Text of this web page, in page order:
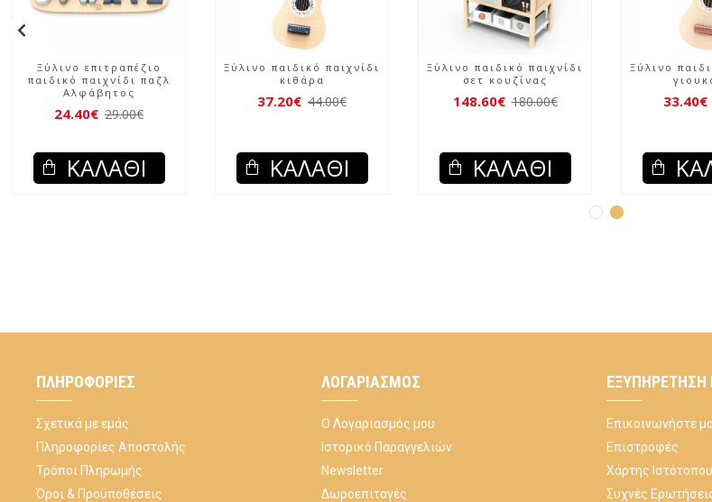
Ξύλινο επιτραπέζιο
παιδικό παιχνίδι μπανάνα
ισορροπίας με διάφορα
ΚΑΛΆΘΙ
Ξύλινο παιδικό παιχνίδι
με τουβλάκια και καπάκι
ΚΑΛΆΘΙ
Ξύλινο επιτραπέζιο
παιδικό παιχνίδι παζλ
ΚΑΛΆΘΙ
Ξύλινο
37.20€
ΠΛΗΡΟΦΟΡΊΕΣ
Σχετικά με εμάς
Πληροφορίες Αποστολής
Τρόποι Πληρωμής
Όροι & Προϋποθέσεις
ΛΟΓΑΡΙΑΣΜΌΣ
Ο Λογαριασμός μου
Ιστορικό Παραγγελιών
Newsletter
Δωροεπιταγές
ΕΞΥΠΗΡΈΤΗΣΗ
Επικοινωνήστε
Επιστροφές
Χάρτης Ιστότοπου
Συχνές